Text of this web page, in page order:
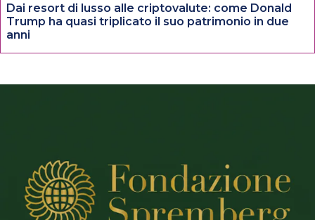
Dai resort di lusso alle criptovalute: come Donald
Trump ha quasi triplicato il suo patrimonio in due
anni